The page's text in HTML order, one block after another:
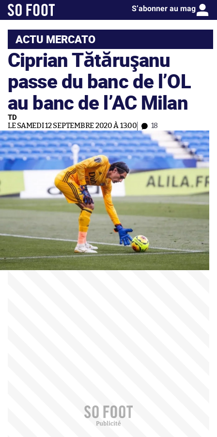
S’abonner au mag
ACTU MERCATO
Ciprian Tătăruşanu
passe du banc de l’OL
au banc de l’AC Milan
TD
LE SAMEDI 12 SEPTEMBRE 2020 À 13:00 18